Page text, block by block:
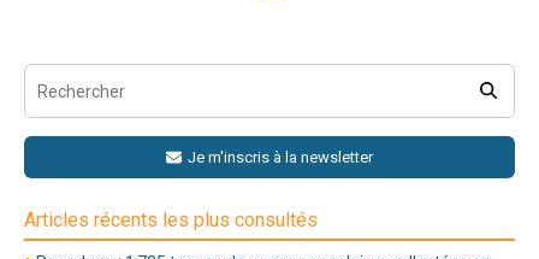
Je m'inscris à la newsletter
Articles récents les plus consultés